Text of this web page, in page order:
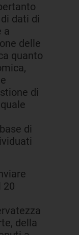
dati di
a
delle
quanto
di
di
20
della